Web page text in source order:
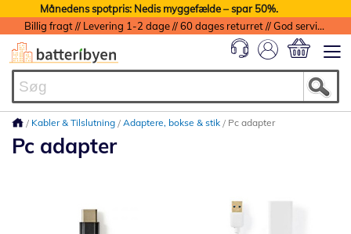
Månedens spotpris: Nedis myggefælde – spar 50%.
Billig fragt // Levering 1-2 dage // 60 dages returret // God service med garanti
Kabler & Tilslutning Adaptere, bokse & stik Pc adapter
Pc adapter